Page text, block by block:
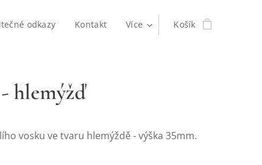
odkazy Kontakt Více Košík
hlemýžď
vosku ve tvaru hlemýždě - výška 35mm.